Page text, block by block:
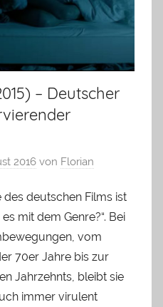
– Deutscher
2016 von Florian
deutschen Films ist
mit dem Genre?“. Bei
vom
70er Jahre bis zur
Jahrzehnts, bleibt sie
immer virulent